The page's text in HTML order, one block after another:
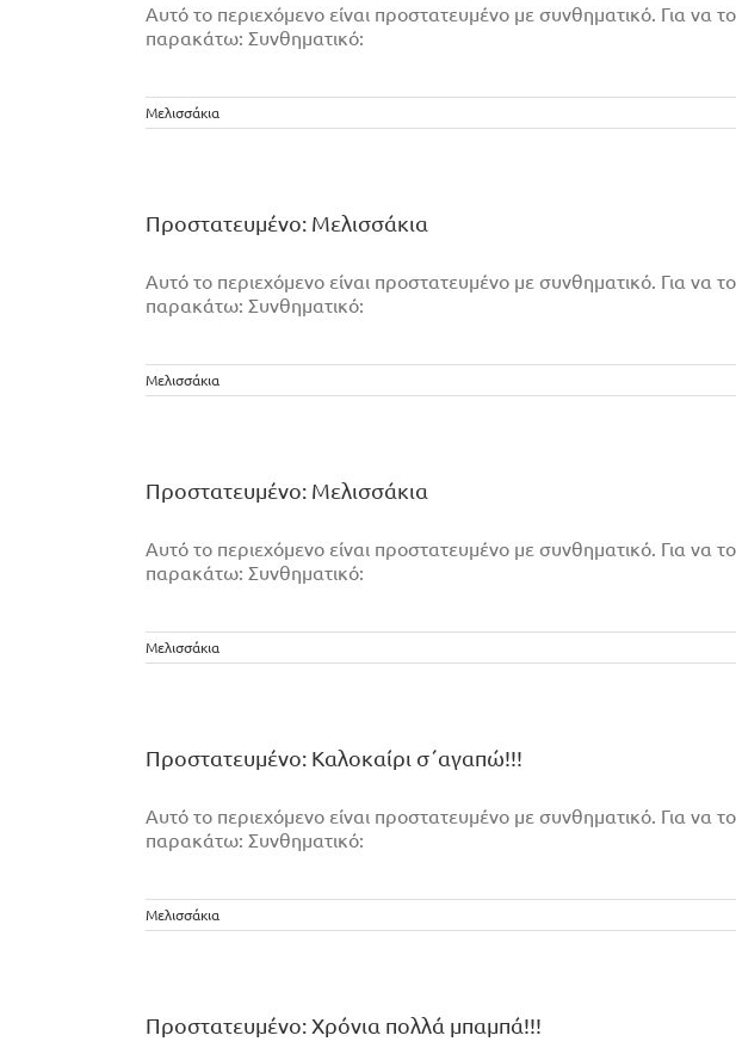
Αυτό το περιεχόμενο είναι προστατευμένο με συνθηματικό. Για να
παρακάτω: Συνθηματικό:
Μελισσάκια
Πρoστατευμένο: Μελισσάκια
Αυτό το περιεχόμενο είναι προστατευμένο με συνθηματικό. Για να
παρακάτω: Συνθηματικό:
Μελισσάκια
Πρoστατευμένο: Μελισσάκια
Αυτό το περιεχόμενο είναι προστατευμένο με συνθηματικό. Για να
παρακάτω: Συνθηματικό:
Μελισσάκια
Πρoστατευμένο: Καλοκαίρι σ΄αγαπώ!!!
Αυτό το περιεχόμενο είναι προστατευμένο με συνθηματικό. Για να
παρακάτω: Συνθηματικό:
Μελισσάκια
Πρoστατευμένο: Χρόνια πολλά μπαμπά!!!